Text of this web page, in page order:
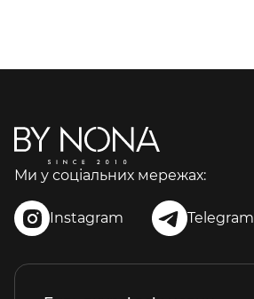
Ми у соціальних мережах:
Instagram Telegram